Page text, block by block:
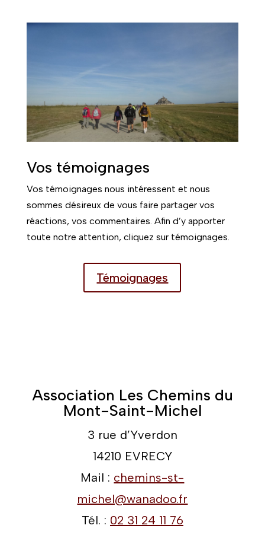
Vos témoignages
Vos témoignages nous intéressent et nous
sommes désireux de vous faire partager vos
réactions, vos commentaires. Afin d’y apporter
toute notre attention, cliquez sur témoignages.
Témoignages
Association Les Chemins du
Mont-Saint-Michel
3 rue d’Yverdon
14210 EVRECY
Mail : chemins-st-
michel@wanadoo.fr
Tél. : 02 31 24 11 76